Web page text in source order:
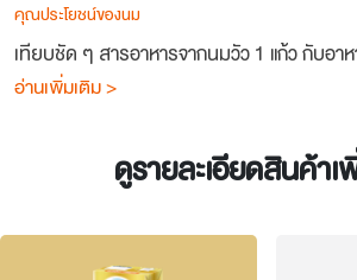
คุณประโยชน์ของนม
เทียบชัด ๆ สารอาหารจากนมวัว 1 แก้ว กับอา
อ่านเพิ่มเติม >
ดูรายละเอียดสินค้าเ